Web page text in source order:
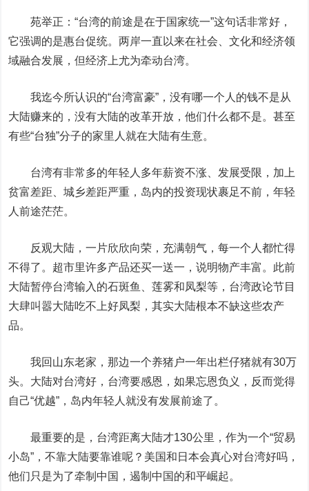
苑举正：“台湾的前途是在于国家统一”这句话非常好，
它强调的是惠台促统。两岸一直以来在社会、文化和经济领
域融合发展，但经济上尤为牵动台湾。
我迄今所认识的“台湾富豪”，没有哪一个人的钱不是从
大陆赚来的，没有大陆的改革开放，他们什么都不是。甚至
有些“台独”分子的家里人就在大陆有生意。
台湾有非常多的年轻人多年薪资不涨、发展受限，加上
贫富差距、城乡差距严重，岛内的投资现状裹足不前，年轻
人前途茫茫。
反观大陆，一片欣欣向荣，充满朝气，每一个人都忙得
不得了。超市里许多产品还买一送一，说明物产丰富。此前
大陆暂停台湾输入的石斑鱼、莲雾和凤梨等，台湾政论节目
大肆叫嚣大陆吃不上好凤梨，其实大陆根本不缺这些农产
品。
我回山东老家，那边一个养猪户一年出栏仔猪就有30万
头。大陆对台湾好，台湾要感恩，如果忘恩负义，反而觉得
自己“优越”，岛内年轻人就没有发展前途了。
最重要的是，台湾距离大陆才130公里，作为一个“贸易
小岛”，不靠大陆要靠谁呢？美国和日本会真心对台湾好吗，
他们只是为了牵制中国，遏制中国的和平崛起。